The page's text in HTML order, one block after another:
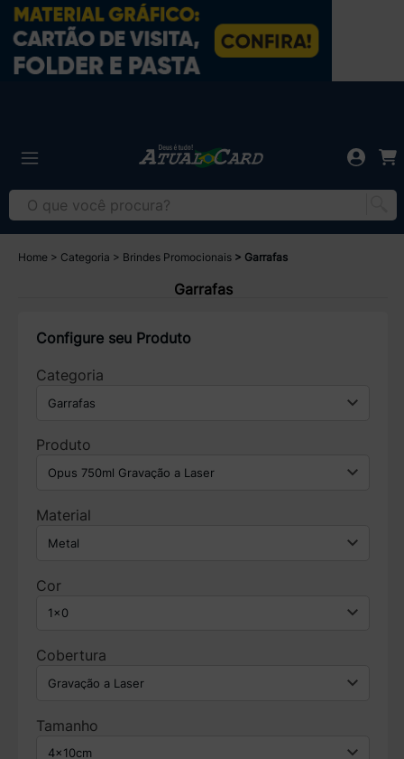
Home Categoria Brindes Promocionais Garrafas
Garrafas
Configure seu Produto
Categoria
Produto
Material
Cor
Cobertura
Tamanho